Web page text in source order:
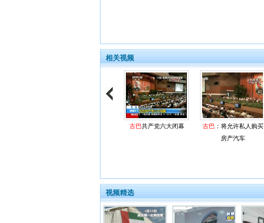
相关视频
古巴共产党六大闭幕 古巴 ：将允许私人购买
房产汽车
视频精选